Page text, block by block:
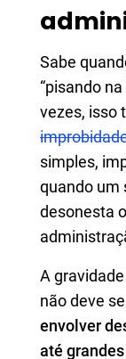
Sabe
“pisando
vezes, isso
simples,
quando um
desonesta
A
não deve
envolver
até